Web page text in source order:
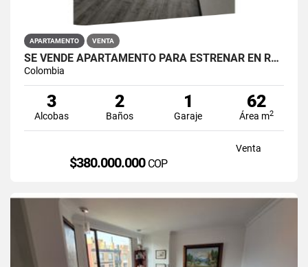
APARTAMENTO VENTA
SE VENDE APARTAMENTO PARA ESTRENAR EN RESTREPO ANTONIO NARIÑO
Colombia
3
Alcobas
2
Baños
1
Garaje
62
Área m2
Venta
$380.000.000 COP